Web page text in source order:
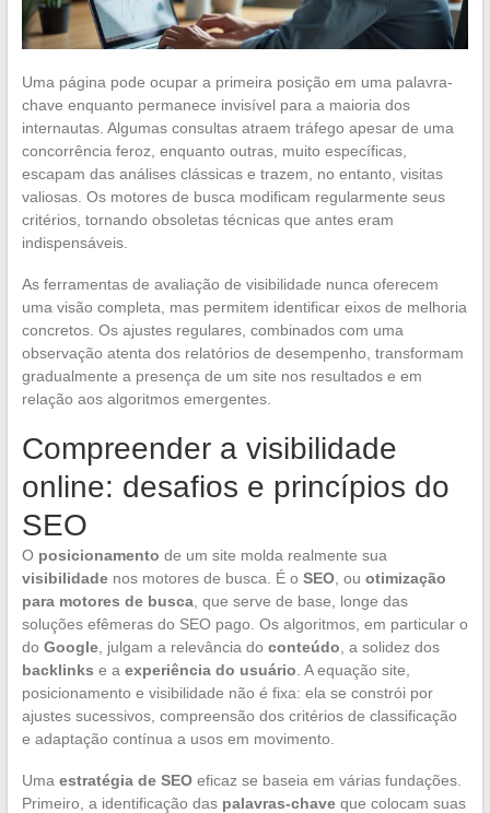
Uma página pode ocupar a primeira posição em uma palavra-
chave enquanto permanece invisível para a maioria dos
internautas. Algumas consultas atraem tráfego apesar de uma
concorrência feroz, enquanto outras, muito específicas,
escapam das análises clássicas e trazem, no entanto, visitas
valiosas. Os motores de busca modificam regularmente seus
critérios, tornando obsoletas técnicas que antes eram
indispensáveis.
As ferramentas de avaliação de visibilidade nunca oferecem
uma visão completa, mas permitem identificar eixos de melhoria
concretos. Os ajustes regulares, combinados com uma
observação atenta dos relatórios de desempenho, transformam
gradualmente a presença de um site nos resultados e em
relação aos algoritmos emergentes.
Compreender a visibilidade
online: desafios e princípios do
SEO
O posicionamento de um site molda realmente sua
visibilidadenos motores de busca. É o SEO, ou otimização
para motores de busca, que serve de base, longe das
soluções efêmeras do SEO pago. Os algoritmos, em particular o
do Google, julgam a relevância do conteúdo , a solidez dos
backlinks e a experiência do usuário . A equação site,
posicionamento e visibilidade não é fixa: ela se constrói por
ajustes sucessivos, compreensão dos critérios de classificação
e adaptação contínua a usos em movimento.
Uma estratégia de SEOeficaz se baseia em várias fundações.
Primeiro, a identificação das palavras-chaveque colocam suas